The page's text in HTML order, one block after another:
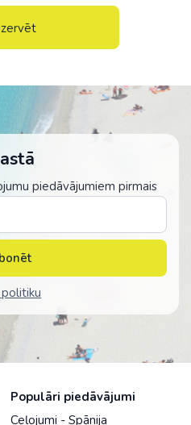
piedāvājumiem pirmais
Populāri piedāvājumi
Ceļojumi - Spānija